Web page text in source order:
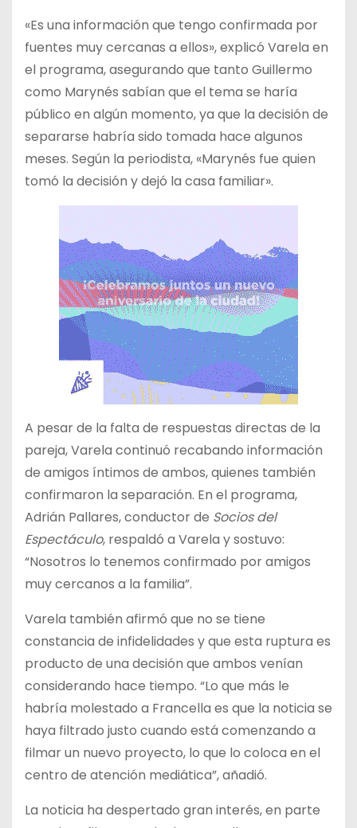
«Es una información que tengo confirmada por
fuentes muy cercanas a ellos», explicó Varela en
el programa, asegurando que tanto Guillermo
como Marynés sabían que el tema se haría
público en algún momento, ya que la decisión de
separarse habría sido tomada hace algunos
meses. Según la periodista, «Marynés fue quien
tomó la decisión y dejó la casa familiar».
A pesar de la falta de respuestas directas de la
pareja, Varela continuó recabando información
de amigos íntimos de ambos, quienes también
confirmaron la separación. En el programa,
Adrián Pallares, conductor de Socios del
Espectáculo, respaldó a Varela y sostuvo:
“Nosotros lo tenemos confirmado por amigos
muy cercanos a la familia”.
Varela también afirmó que no se tiene
constancia de infidelidades y que esta ruptura es
producto de una decisión que ambos venían
considerando hace tiempo. “Lo que más le
habría molestado a Francella es que la noticia se
haya filtrado justo cuando está comenzando a
filmar un nuevo proyecto, lo que lo coloca en el
centro de atención mediática”, añadió.
La noticia ha despertado gran interés, en parte